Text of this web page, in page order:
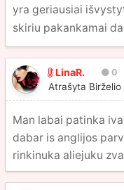
yra geriausiai
skiriu pakankamai
LinaR. 0
Atrašyta Birželio
Man labai patinka
dabar is anglijos
rinkinuka aliejuku